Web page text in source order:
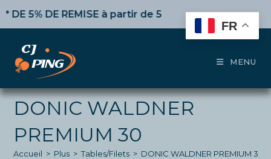
DE REMISEà partir de 50€ d’achat,10%dès 100€,
MENU
DONIC WALDNER
PREMIUM 30
Accueil > Plus > Tables/Filets > DONIC WALDNER PREMIUM 30
FR